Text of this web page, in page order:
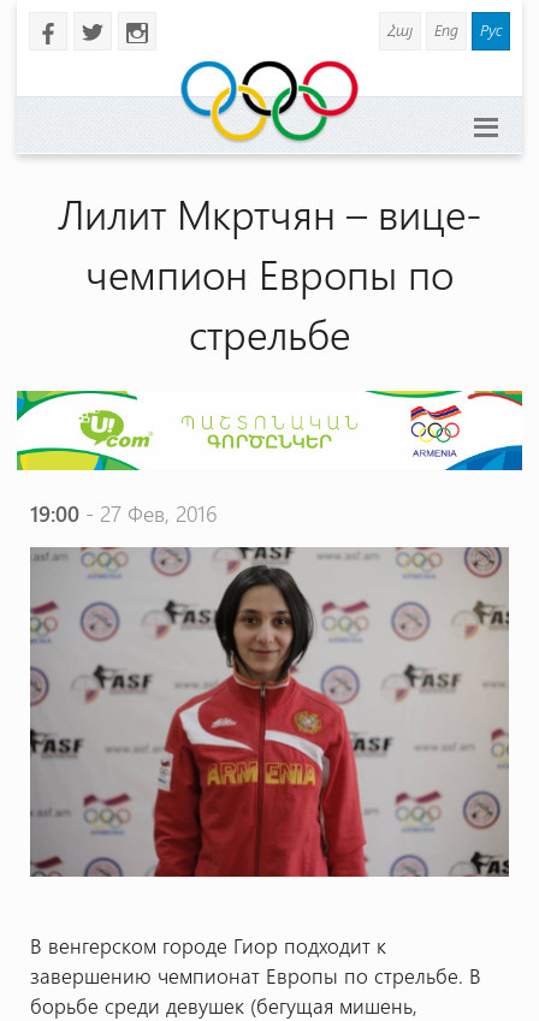
b a x Հայ Eng Рус
Лилит Мкртчян – вице-
чемпион Европы по
стрельбе
19:00- 27 Фев, 2016
В венгерском городе Гиор подходит к
завершению чемпионат Европы по стрельбе. В
борьбе среди девушек (бегущая мишень,